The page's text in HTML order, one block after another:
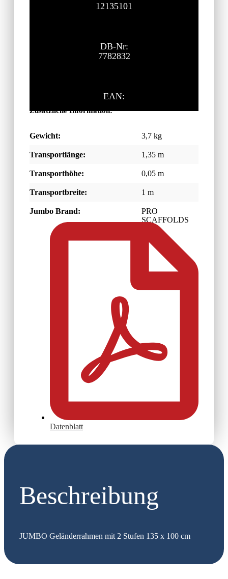
12135101
DB-Nr:
7782832
EAN:
Zusätzliche Information:
Gewicht: 3,7 kg
Transportlänge: 1,35 m
Transporthöhe: 0,05 m
Transportbreite: 1 m
Jumbo Brand:
PRO
SCAFFOLDS
Datenblatt
Beschreibung
JUMBO Geländerrahmen mit 2 Stufen 135 x 100 cm